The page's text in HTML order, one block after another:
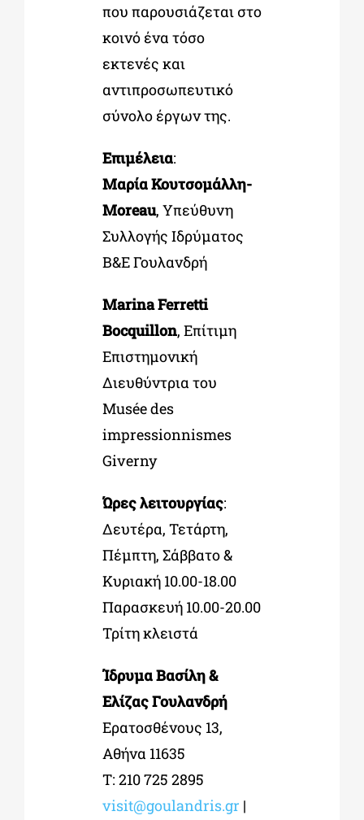
που παρουσιάζεται στο
κοινό ένα τόσο
εκτενές και
αντιπροσωπευτικό
σύνολο έργων της.
Επιμέλεια:
Μαρία Κουτσομάλλη-
Moreau, Υπεύθυνη
Συλλογής Ιδρύματος
Β&Ε Γουλανδρή
Marina Ferretti
Bocquillon, Επίτιμη
Επιστημονική
Διευθύντρια του
Musée des
impressionnismes
Giverny
Ώρες λειτουργίας:
Δευτέρα, Τετάρτη,
Πέμπτη, Σάββατο &
Κυριακή 10.00-18.00
Παρασκευή 10.00-20.00
Τρίτη κλειστά
Ίδρυμα Βασίλη &
Ελίζας Γουλανδρή
Ερατοσθένους 13,
Αθήνα 11635
Τ: 210 725 2895
visit@goulandris.gr |